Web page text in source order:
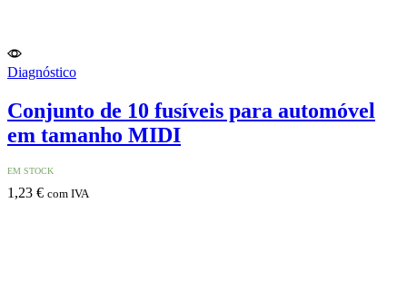
Diagnóstico
Conjunto de 10 fusíveis para automóvel
em tamanho MIDI
EM STOCK
1,23 € com IVA